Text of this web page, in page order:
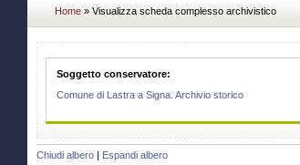
Home » Visualizza scheda complesso archivistico
Soggetto conservatore:
Comune di Lastra a Signa. Archivio storico
Chiudi albero Espandi albero